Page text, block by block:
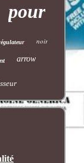
pour
noir
arrow